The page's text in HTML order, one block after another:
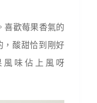
喜歡莓果香氣的
，酸甜恰到剛好
風味佔上風呀